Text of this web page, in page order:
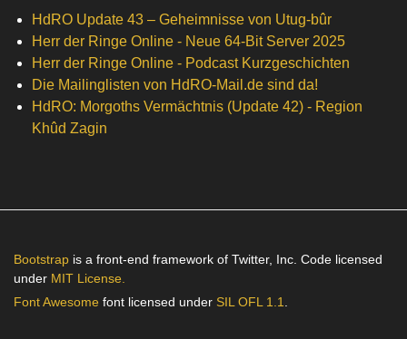
HdRO Update 43 – Geheimnisse von Utug-bûr
Herr der Ringe Online - Neue 64-Bit Server 2025
Herr der Ringe Online - Podcast Kurzgeschichten
Die Mailinglisten von HdRO-Mail.de sind da!
HdRO: Morgoths Vermächtnis (Update 42) - Region
Khûd Zagin
Bootstrap is a front-end framework of Twitter, Inc. Code licensed
under MIT License.
Font Awesome font licensed under SIL OFL 1.1.